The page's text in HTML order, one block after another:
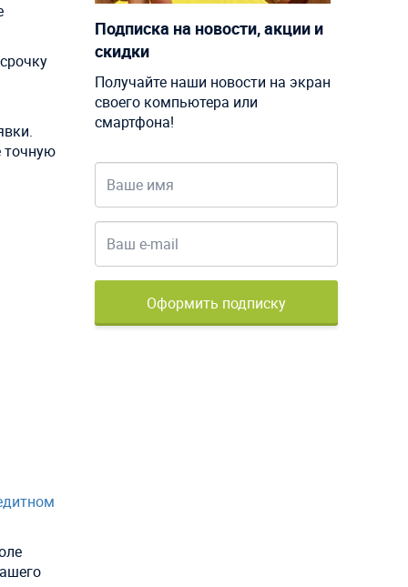
точную
Подписка на новости, акции и
скидки
Получайте наши новости на экран
своего компьютера или
смартфона!
Оформить подписку